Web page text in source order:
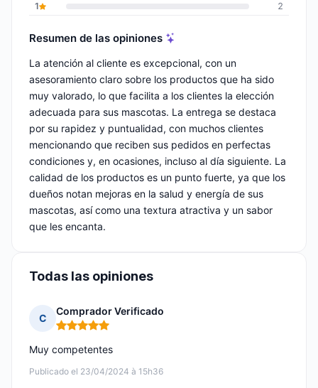
1
2
Resumen de las opiniones
La atención al cliente es excepcional, con un
asesoramiento claro sobre los productos que ha sido
muy valorado, lo que facilita a los clientes la elección
adecuada para sus mascotas. La entrega se destaca
por su rapidez y puntualidad, con muchos clientes
mencionando que reciben sus pedidos en perfectas
condiciones y, en ocasiones, incluso al día siguiente. La
calidad de los productos es un punto fuerte, ya que los
dueños notan mejoras en la salud y energía de sus
mascotas, así como una textura atractiva y un sabor
que les encanta.
Todas las opiniones
C
Comprador Verificado
Nota: 5 de 5
Publicado el 23/04/2024 à 15h36
Muy competentes